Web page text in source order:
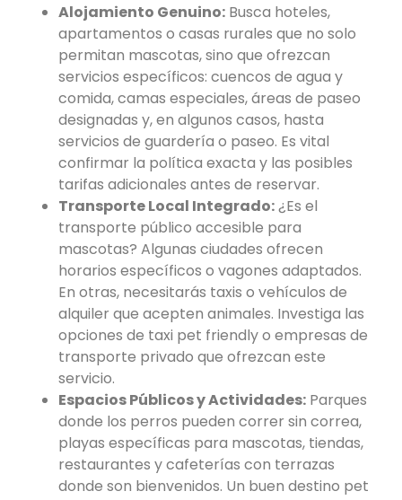
Alojamiento Genuino: Busca hoteles,
apartamentos o casas rurales que no solo
permitan mascotas, sino que ofrezcan
servicios específicos: cuencos de agua y
comida, camas especiales, áreas de paseo
designadas y, en algunos casos, hasta
servicios de guardería o paseo. Es vital
confirmar la política exacta y las posibles
tarifas adicionales antes de reservar.
Transporte Local Integrado:¿Es el
transporte público accesible para
mascotas? Algunas ciudades ofrecen
horarios específicos o vagones adaptados.
En otras, necesitarás taxis o vehículos de
alquiler que acepten animales. Investiga las
opciones de taxi pet friendly o empresas de
transporte privado que ofrezcan este
servicio.
Espacios Públicos y Actividades: Parques
donde los perros pueden correr sin correa,
playas específicas para mascotas, tiendas,
restaurantes y cafeterías con terrazas
donde son bienvenidos. Un buen destino pet